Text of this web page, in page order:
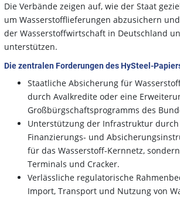
Die Verbände zeigen auf, wie der Staat
um Wasserstofflieferungen abzusichern
der Wasserstoffwirtschaft in Deutschland
unterstützen.
Die zentralen Forderungen des HySteel-
Staatliche Absicherung für
durch Avalkredite oder eine
Großbürgschaftsprogramms des
Unterstützung der Infrastruktur
Finanzierungs- und
für das Wasserstoff-Kernnetz,
Terminals und Cracker.
Verlässliche regulatorische
Import, Transport und Nutzung von